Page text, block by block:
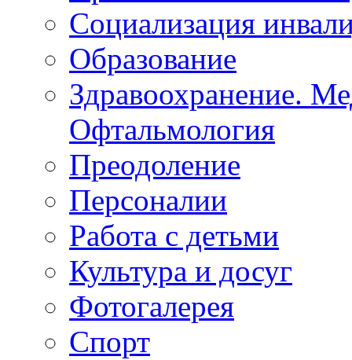
Правовые основы
Социализация
Образование
Здравоохранение.
Офтальмология
Преодоление
Персоналии
Работа с детьми
Культура и досуг
Фотогалерея